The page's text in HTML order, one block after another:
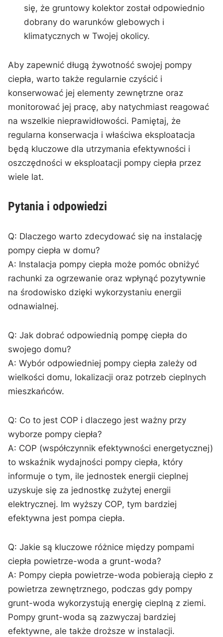
się, że gruntowy kolektor ‍został odpowiednio
dobrany do warunków ⁤glebowych i‌
klimatycznych​ w Twojej okolicy.
Aby zapewnić długą żywotność⁤ swojej pompy
ciepła, warto także regularnie czyścić i​
konserwować⁤ jej elementy ⁤zewnętrzne⁤ oraz ​
monitorować​ jej pracę, ‌aby natychmiast‍ reagować
na wszelkie nieprawidłowości. Pamiętaj, że
regularna konserwacja i właściwa eksploatacja
będą kluczowe⁤ dla‍ utrzymania ​efektywności i
⁤oszczędności w eksploatacji pompy ciepła przez
wiele lat.
Pytania i odpowiedzi
Q: ⁣Dlaczego warto zdecydować ‍się na instalację
pompy ciepła w ‍domu?
A: Instalacja pompy⁣ ciepła może pomóc⁣ obniżyć⁤
rachunki za​ ogrzewanie oraz⁣ wpłynąć pozytywnie
na środowisko dzięki wykorzystaniu⁤ energii
odnawialnej.
Q: Jak ⁤dobrać odpowiednią pompę‌ ciepła do
swojego domu?
A:⁤ Wybór odpowiedniej pompy ciepła zależy od
⁣wielkości domu, lokalizacji oraz potrzeb cieplnych
mieszkańców.
Q: Co to jest COP i ⁣dlaczego jest ważny przy
wyborze pompy ciepła?
A: COP⁢ (współczynnik efektywności⁣ energetycznej)
⁤to⁤ wskaźnik⁤ wydajności ⁤pompy ciepła, ​który
informuje o tym,⁤ ile⁤ jednostek energii ⁢cieplnej
uzyskuje się za jednostkę zużytej energii⁤
elektrycznej. Im wyższy COP, tym bardziej
efektywna ‌jest pompa ciepła.
Q: Jakie są ​kluczowe różnice między ​pompami
ciepła powietrze-woda a⁢ grunt-woda?
A: Pompy⁣ ciepła powietrze-woda pobierają ciepło ‍z
powietrza zewnętrznego, ‍podczas gdy pompy‍
grunt-woda wykorzystują energię cieplną z‍ ziemi.
Pompy ‌grunt-woda są zazwyczaj bardziej
efektywne, ale także droższe ⁣w instalacji.